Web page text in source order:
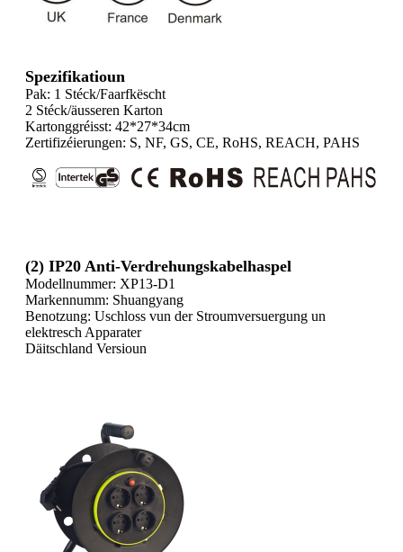
Spezifikatioun
Pak: 1 Stéck/Faarfkëscht
2 Stéck/äusseren Karton
Kartonggréisst: 42*27*34cm
Zertifizéierungen: S, NF, GS, CE, RoHS, REACH, PAHS
(2) IP20 Anti-Verdrehungskabelhaspel
Modellnummer: XP13-D1
Markennumm: Shuangyang
Benotzung: Uschloss vun der Stroumversuergung un
elektresch Apparater
Däitschland Versioun